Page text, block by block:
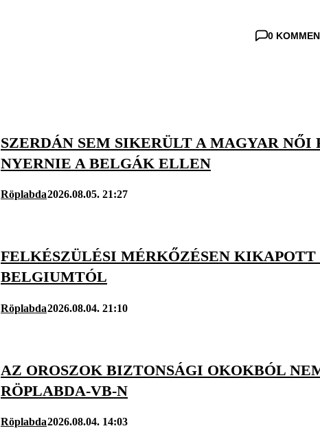
0
SZERDÁN SEM SIKERÜLT A MAGYAR
NYERNIE A BELGÁK ELLEN
Röplabda2026.08.05. 21:27
FELKÉSZÜLÉSI MÉRKŐZÉSEN
BELGIUMTÓL
Röplabda2026.08.04. 21:10
AZ OROSZOK BIZTONSÁGI OKOKBÓL
RÖPLABDA-VB-N
Röplabda2026.08.04. 14:03